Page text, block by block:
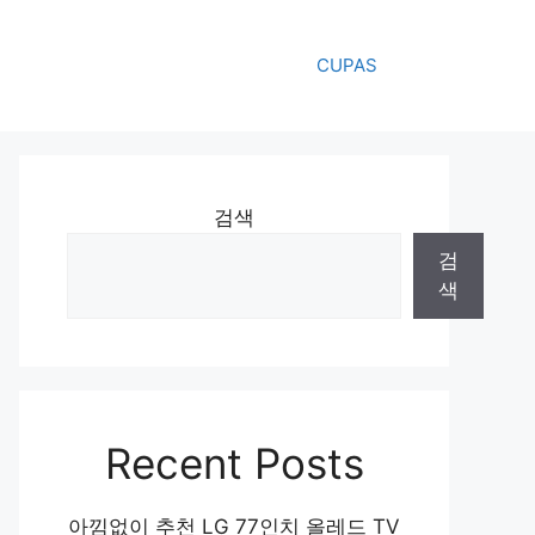
CUPAS
검색
검
색
Recent Posts
아낌없이 추천 LG 77인치 올레드 TV